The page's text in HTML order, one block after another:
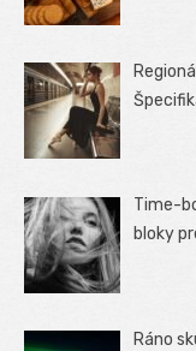
Time-
bloky
Ráno